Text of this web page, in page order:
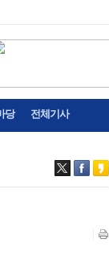
당 전체기사